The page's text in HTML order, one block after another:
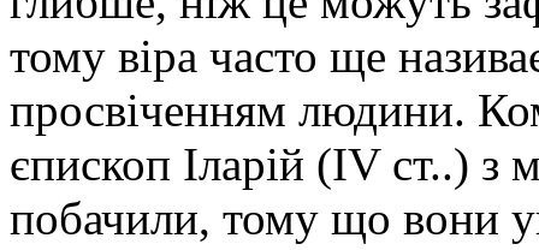
тому віра часто ще
просвіченням людини.
єпископ Іларій (IV ст..) з
побачили, тому що вони